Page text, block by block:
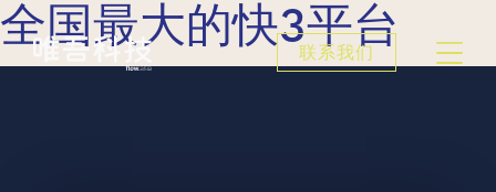
全国最大的快3平台
联系我们